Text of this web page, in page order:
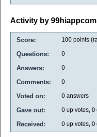
Activity by 99hiappcom
Score: 100 points
Questions: 0
Answers: 0
Comments: 0
Voted on: 0 answers
Gave out: 0 up votes, 0
Received: 0 up votes, 0